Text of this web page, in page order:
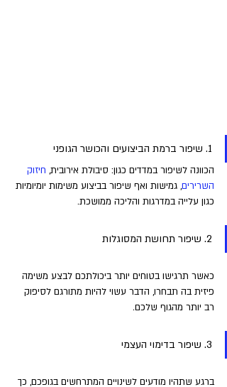
1. שיפור ברמת הביצועים והכושר הגופני
הכוונה לשיפור במדדים כגון: סיבולת אירובית, חיזוק
השרירים, גמישות ואף שיפור בביצוע משימות יומיומיות
כגון עלייה במדרגות והליכה ממושכת.
2. שיפור תחושת המסוגלות
כאשר תרגישו בטוחים יותר ביכולתכם לבצע משימה
פיזית בה תבחרו, הדבר עשוי להיות מתורגם לסיפוק
רב יותר מהגוף שלכם.
3. שיפור בדימוי העצמי
ברגע שתהיו מודעים לשינויים המתרחשים בגופכם, כך